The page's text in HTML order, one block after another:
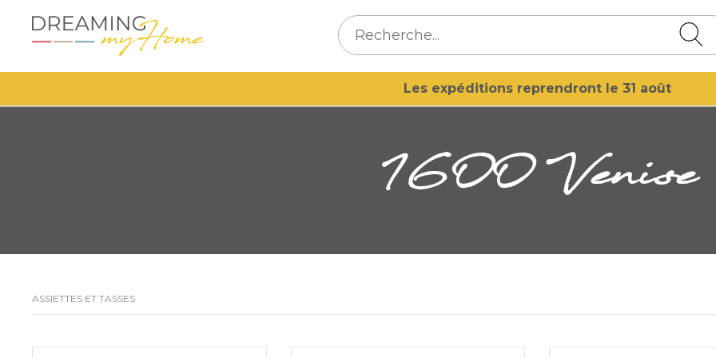
Les expéditions reprendront le 31 août
1600 Venise
ASSIETTES ET TASSES